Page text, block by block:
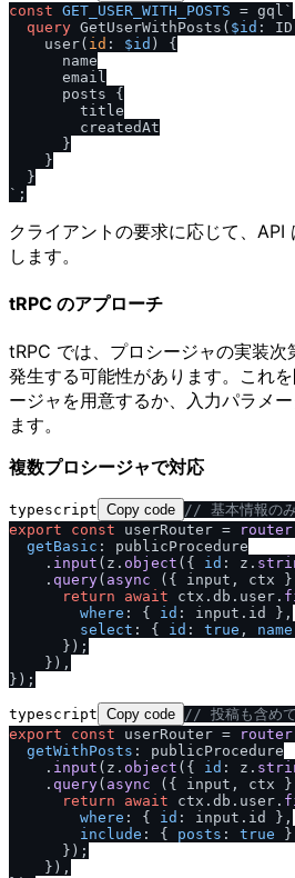
const GET_USER_WITH_POSTS = gql`
query GetUserWithPosts ( $id : ID
    user
( id : $id ) {
      name
      email
      posts
{
        title
        createdAt
}
}
}
`
クライアントの要求に応じて、API
します。
tRPC のアプローチ
tRPC では、プロシージャの実装
発生する可能性があります。これ
ージャを用意するか、入力パラメ
ます。
複数プロシージャで対応
typescript Copy code // 基本情報の
export
const userRouter = router
getBasic : publicProcedure
    .
input (z. object ({ id : z.
    .
query( async ({ input, ctx
return
await ctx. db . user .
where : { id : input. id
},
select : { id : true , name
      });
    }),
typescript Copy code // 投稿も含め
export
const userRouter = router
getWithPosts : publicProcedure
    .
input (z. object ({ id : z.
    .
query( async ({ input, ctx
return
await ctx. db . user .
where : { id : input. id
},
include : { posts : true
      });
    }),